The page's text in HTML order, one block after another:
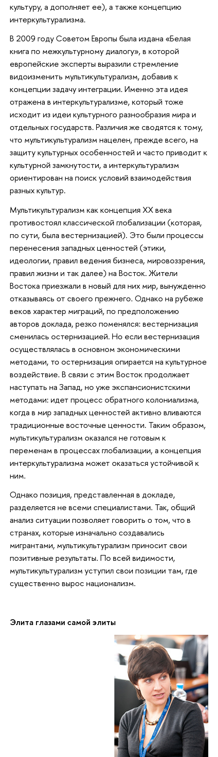
культуру, а дополняет ее), а также концепцию
интеркультурализма.
В 2009 году Советом Европы была издана «Белая
книга по межкультурному диалогу», в которой
европейские эксперты выразили стремление
видоизменить мультикультурализм, добавив к
концепции задачу интеграции. Именно эта идея
отражена в интеркультурализме, который тоже
исходит из идеи культурного разнообразия мира и
отдельных государств. Различия же сводятся к тому,
что мультикультурализм нацелен, прежде всего, на
защиту культурных особенностей и часто приводит к
культурной замкнутости, а интеркультурализм
ориентирован на поиск условий взаимодействия
разных культур.
Мультикультурализм как концепция ХХ века
противостоял классической глобализации (которая,
по сути, была вестернизацией). Это были процессы
перенесения западных ценностей (этики,
идеологии, правил ведения бизнеса, мировоззрения,
правил жизни и так далее) на Восток. Жители
Востока приезжали в новый для них мир, вынужденно
отказываясь от своего прежнего. Однако на рубеже
веков характер миграций, по предположению
авторов доклада, резко поменялся: вестернизация
сменилась остернизацией. Но если вестернизация
осуществлялась в основном экономическими
методами, то остернизация опирается на культурное
воздействие. В связи с этим Восток продолжает
наступать на Запад, но уже экспансионистскими
методами: идет процесс обратного колониализма,
когда в мир западных ценностей активно вливаются
традиционные восточные ценности. Таким образом,
мультикультурализм оказался не готовым к
переменам в процессах глобализации, а концепция
интеркультурализма может оказаться устойчивой к
ним.
Однако позиция, представленная в докладе,
разделяется не всеми специалистами. Так, общий
анализ ситуации позволяет говорить о том, что в
странах, которые изначально создавались
мигрантами, мультикультурализм приносит свои
позитивные результаты. По всей видимости,
мультикультурализм уступил свои позиции там, где
существенно вырос национализм.
Элита глазами самой элиты